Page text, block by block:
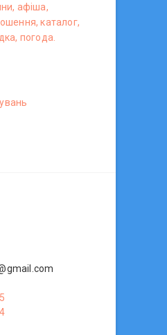
афіша,
каталог,
погода.